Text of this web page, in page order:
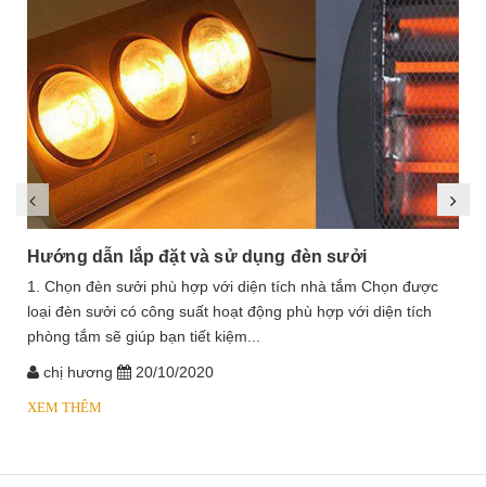
Hướng dẫn lắp đặt và sử dụng đèn sưởi
1. Chọn đèn sưởi phù hợp với diện tích nhà tắm Chọn được
loại đèn sưởi có công suất hoạt động phù hợp với diện tích
phòng tắm sẽ giúp bạn tiết kiệm...
chị hương 20/10/2020
XEM THÊM